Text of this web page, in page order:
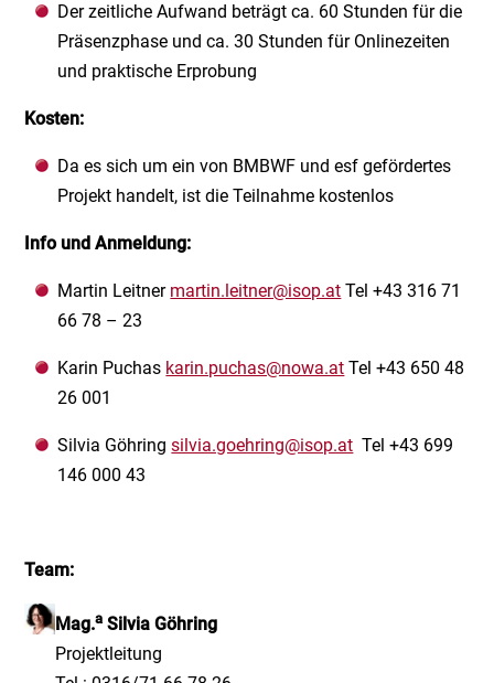
Der zeitliche Aufwand beträgt ca. 60 Stunden für die
Präsenzphase und ca. 30 Stunden für Onlinezeiten
und praktische Erprobung
Kosten:
Da es sich um ein von BMBWF und esf gefördertes
Projekt handelt, ist die Teilnahme kostenlos
Info und Anmeldung:
Martin Leitner martin.leitner@isop.at Tel +43 316 71
66 78 – 23
Karin Puchas karin.puchas@nowa.at Tel +43 650 48
26 001
Silvia Göhringsilvia.goehring@isop.at Tel +43 699
146 000 43
Team:
Mag.a Silvia Göhring
Projektleitung